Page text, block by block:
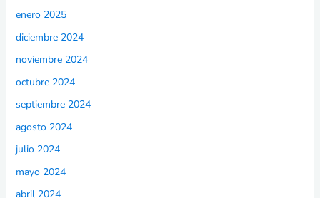
enero 2025
diciembre 2024
noviembre 2024
octubre 2024
septiembre 2024
agosto 2024
julio 2024
mayo 2024
abril 2024